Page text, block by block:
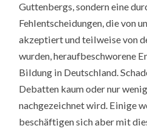
Guttenbergs, sondern eine
Fehlentscheidungen, die von
akzeptiert und teilweise von
wurden, heraufbeschworene
Bildung in Deutschland.
Debatten kaum oder nur
nachgezeichnet wird. Einige
beschäftigen sich aber mit